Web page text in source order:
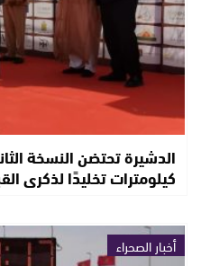
كيلومترات تخليدًا لذكرى
أخبار الصحراء